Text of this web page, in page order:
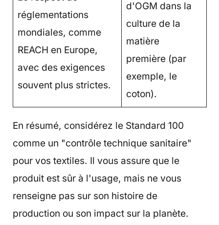
réglementations
mondiales, comme
REACH en Europe,
avec des exigences
souvent plus strictes.
d'OGM dans la
culture de la
matière
première (par
exemple, le
coton).
En résumé, considérez le Standard 100
comme un "contrôle technique sanitaire"
pour vos textiles. Il vous assure que le
produit est sûr à l'usage, mais ne vous
renseigne pas sur son histoire de
production ou son impact sur la planète.